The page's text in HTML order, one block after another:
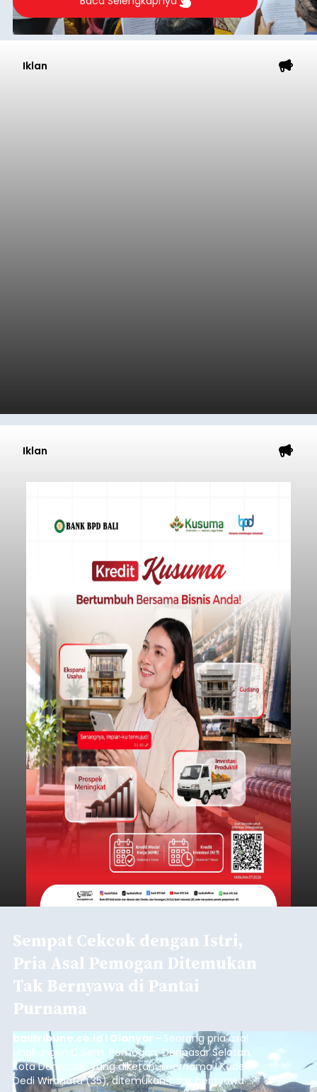
Iklan
Iklan
Sempat Cekcok dengan Istri,
Pria Asal Pemogan Ditemukan
Tak Bernyawa di Pantai
Purnama
balitribune.co.id I Gianyar - Seorang pria asal
Lingkungan Dalem, Pemogan, Denpasar Selatan,
Kota Denpasar, yang diketahui bernama I Kadek
Dedi Wiranata (35), ditemukan tidak bernyawa di